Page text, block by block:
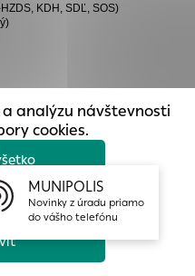
KDH, SDĽ, SOS)
HZDS, KDH, SDĽ, SOS)
analýzu návštevnosti
cookies.
anonymne a nie je
MUNIPOLIS
Novinky z úradu priamo
do vášho telefónu